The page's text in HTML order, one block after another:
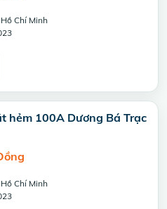
Chí Minh
hẻm 100A Dương Bá Trạc
Chí Minh